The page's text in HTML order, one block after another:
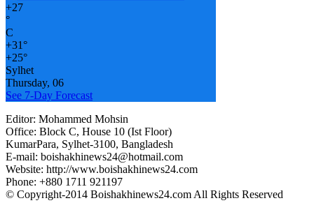
+27
°
C
+31°
+25°
Sylhet
Thursday, 06
See 7-Day Forecast
Editor: Mohammed Mohsin
Office: Block C, House 10 (Ist Floor)
KumarPara, Sylhet-3100, Bangladesh
E-mail: boishakhinews24@hotmail.com
Website: http://www.boishakhinews24.com
Phone: +880 1711 921197
© Copyright-2014 Boishakhinews24.com All Rights Reserved